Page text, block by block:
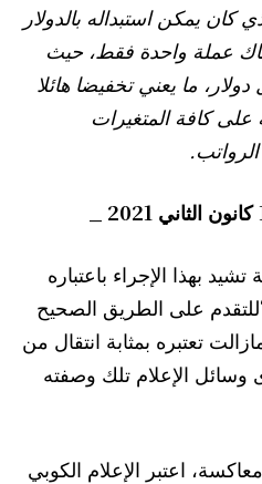
كان يمكن استبداله بالدولار
هناك عملة واحدة فقط، حيث
24 بيزو لكل دولار، ما يعني تخفيضا هائلا
على كافة المتغيرات
تشيد بهذا الإجراء باعتباره
على الطريق الصحيح
تعتبره بمثابة انتقال من
وسائل الإعلام تلك وصفته
اعتبر الإعلام الكوبي